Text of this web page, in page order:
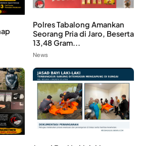
Polres Tabalong Amankan
Seorang Pria di Jaro, Beserta
13,48 Gram...
News